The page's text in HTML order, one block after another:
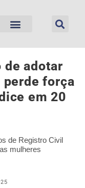
de adotar
perde força
em 20
de Registro Civil
mulheres